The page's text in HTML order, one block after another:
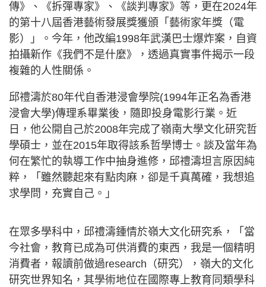
傳》、《拆彈專家》、《談判專家》等，更在2024年
的第十八屆香港藝術發展獎獲頒「藝術家年獎（電
影）」。今年，他改編1998年武漢巴士爆炸案，自資
拍攝新作《我們不是什麼》，透過真實事件揭示一段
複雜的人性關係。
邱禮濤於80年代自香港浸會學院(1994年正名為香港
浸會大學)傳理系畢業後，隨即投身電影行業。近
日，他公開自己於2008年完成了嶺南大學文化研究哲
學碩士，並在2015年取得該系哲學博士。談及當年為
何在繁忙的執導工作中抽身進修，邱禮濤坦言原因純
粹，「雖然聽起來有點肉麻，卻是千真萬確，我想追
求學問，充實自己。」
在眾多學科中，邱禮濤鍾情於嶺大文化研究系，「當
今社會，教育已成為可供消費的東西，我是一個精明
消費者，報讀前做過research（研究），嶺大的文化
研究世界知名，其學術地位在國際專上教育同類學科